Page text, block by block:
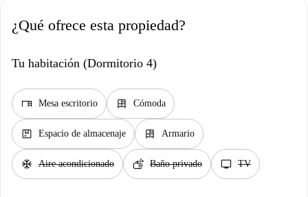
¿Qué ofrece esta propiedad?
Tu habitación (Dormitorio 4)
desk Mesa escritorio dresser Cómoda
package Espacio de almacenaje dresser Armario
ac_unit Aire acondicionado soap Baño privado tv TV